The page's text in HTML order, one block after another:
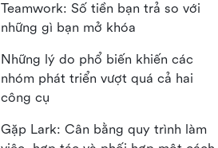
Teamwork: Số tiền bạn trả so với
những gì bạn mở khóa
Những lý do phổ biến khiến các
nhóm phát triển vượt quá cả hai
công cụ
Gặp Lark: Cân bằng quy trình làm